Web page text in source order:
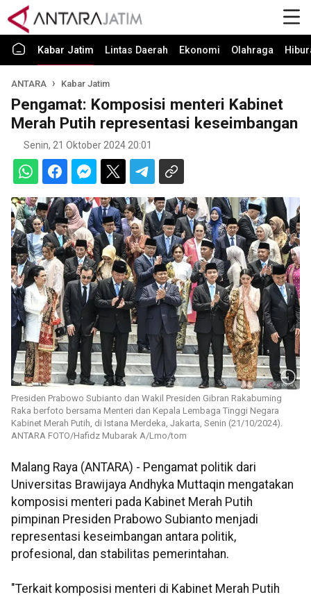
Kabar Jatim Lintas Daerah Ekonomi Olahraga
ANTARA Kabar Jatim
Pengamat: Komposisi menteri Kabinet
Merah Putih representasi keseimbangan
Senin, 21 Oktober 2024 20:01
Presiden Prabowo Subianto dan Wakil Presiden Gibran Rakabuming
Raka berfoto bersama Menteri dan Kepala Lembaga Tinggi Negara
Kabinet Merah Putih, di Istana Merdeka, Jakarta, Senin (21/10/2024).
ANTARA FOTO/Hafidz Mubarak A/Lmo/tom
Malang Raya (ANTARA) - Pengamat politik dari
Universitas Brawijaya Andhyka Muttaqin mengatakan
komposisi menteri pada Kabinet Merah Putih
pimpinan Presiden Prabowo Subianto menjadi
representasi keseimbangan antara politik,
profesional, dan stabilitas pemerintahan.
"Terkait komposisi menteri di Kabinet Merah Putih